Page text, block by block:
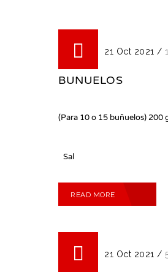
Posted on 21 Oct 2021 /
BUÑUELOS
(Para 10 o 15 buñuelos) 200
Sal
READ MORE
Posted on 21 Oct 2021 /